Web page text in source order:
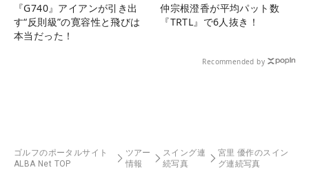
『G740』アイアンが引き出
す“反則級”の寛容性と飛びは
本当だった！
仲宗根澄香が平均パット数
『TRTL』で6人抜き！
Recommended by
ゴルフのポータルサイト
ALBA Net TOP
ツアー
情報
スイング連
続写真
宮里 優作のスイン
グ連続写真